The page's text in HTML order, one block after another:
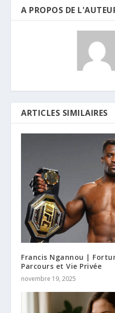
A PROPOS DE
ARTICLES SIMILAIRES
Francis Ngannou |
Parcours et Vie Privée
novembre 19, 2025